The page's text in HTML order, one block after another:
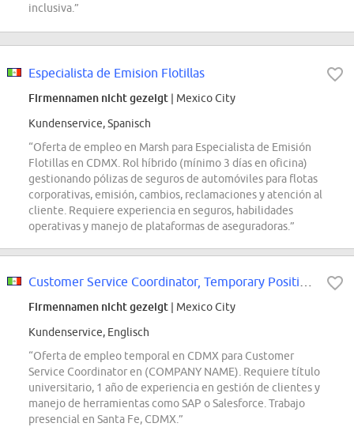
inclusiva.”
Especialista de Emision Flotillas
Firmennamen nicht gezeigt | Mexico City
Kundenservice, Spanisch
“Oferta de empleo en Marsh para Especialista de Emisión
Flotillas en CDMX. Rol híbrido (mínimo 3 días en oficina)
gestionando pólizas de seguros de automóviles para flotas
corporativas, emisión, cambios, reclamaciones y atención al
cliente. Requiere experiencia en seguros, habilidades
operativas y manejo de plataformas de aseguradoras.”
Firmennamen nicht gezeigt | Mexico City
Kundenservice, Englisch
“Oferta de empleo temporal en CDMX para Customer
Service Coordinator en (COMPANY NAME). Requiere título
universitario, 1 año de experiencia en gestión de clientes y
manejo de herramientas como SAP o Salesforce. Trabajo
presencial en Santa Fe, CDMX.”